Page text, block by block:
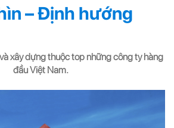
– Định hướng
xây dựng thuộc top những công ty hàng
đầu Việt Nam.